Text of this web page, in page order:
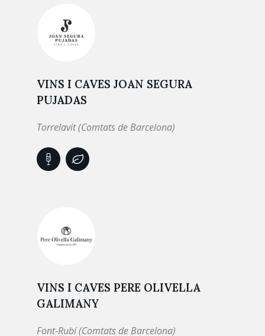
VINS I CAVES JOAN SEGURA
PUJADAS
Torrelavit (Comtats de Barcelona)
VINS I CAVES PERE OLIVELLA
GALIMANY
Font-Rubí (Comtats de Barcelona)